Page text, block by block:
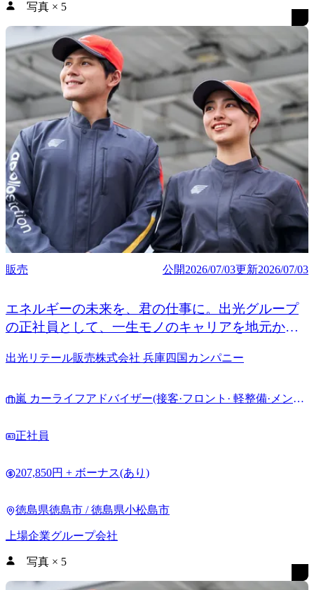
写真 × 5
販売 公開2026/07/03更新2026/07/03
エネルギーの未来を、君の仕事に。出光グループ
の正社員として、一生モノのキャリアを地元か
出光リテール販売株式会社 兵庫四国カンパニー
嵐 カーライフアドバイザー(接客·フロント· 軽整備·メンテ
正社員
207,850円 + ボーナス(あり)
徳島県徳島市 / 徳島県小松島市
上場企業グループ会社
写真 × 5